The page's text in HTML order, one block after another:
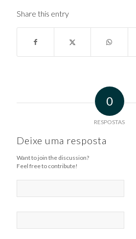
Share this entry
0
RESPOSTAS
Deixe uma resposta
Want to join the discussion?
Feel free to contribute!